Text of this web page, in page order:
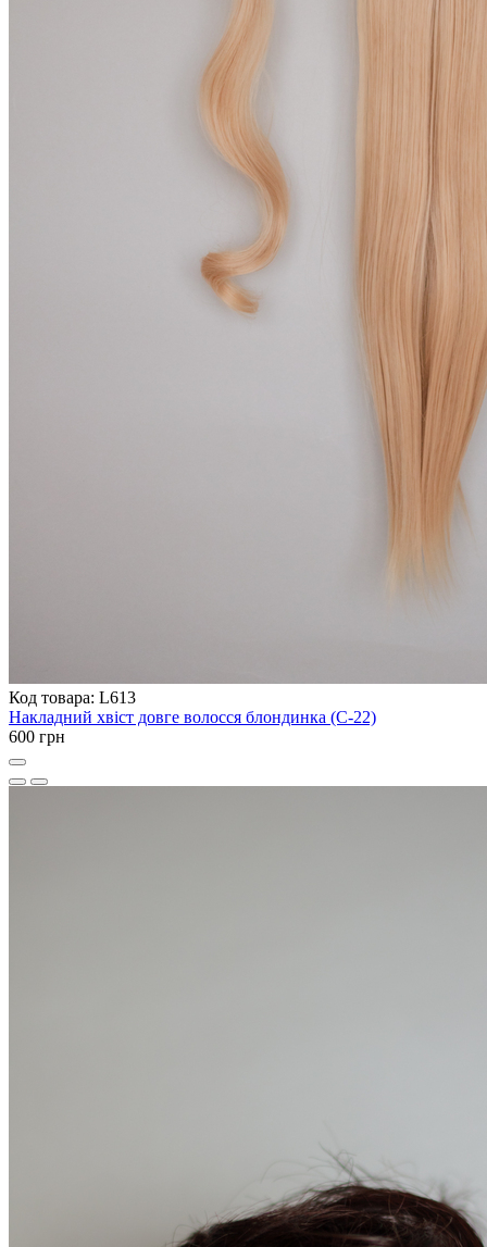
Код товара: L613
Накладний хвіст довге волосся блондинка (C-22)
600 грн